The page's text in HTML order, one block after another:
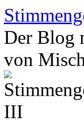
Zum
Inhalt
springen
Der Blog
von